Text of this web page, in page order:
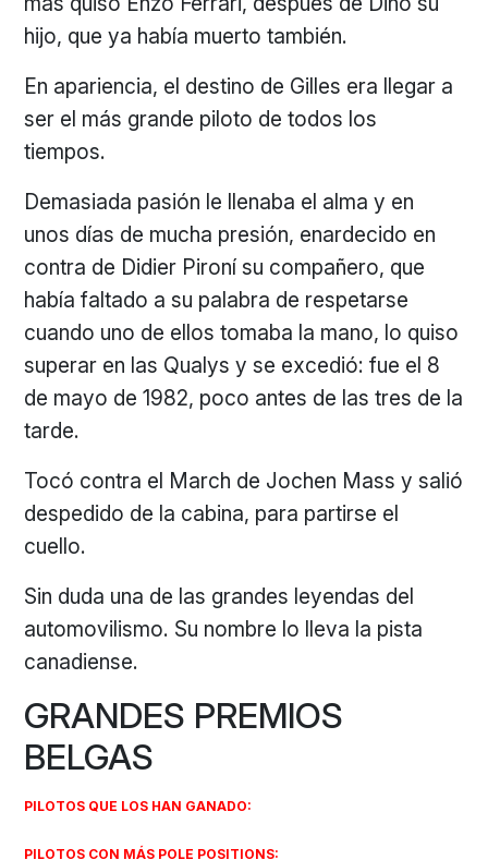
hijo, que ya había muerto también.
En apariencia, el destino de Gilles era llegar a
ser el más grande piloto de todos los
tiempos.
Demasiada pasión le llenaba el alma y en
unos días de mucha presión, enardecido en
contra de Didier Pironí su compañero, que
había faltado a su palabra de respetarse
cuando uno de ellos tomaba la mano, lo quiso
superar en las Qualys y se excedió: fue el 8
de mayo de 1982, poco antes de las tres de la
tarde.
Tocó contra el March de Jochen Mass y salió
despedido de la cabina, para partirse el
cuello.
Sin duda una de las grandes leyendas del
automovilismo. Su nombre lo lleva la pista
canadiense.
GRANDES PREMIOS
BELGAS
PILOTOS QUE LOS HAN GANADO:
PILOTOS CON MÁS POLE POSITIONS: